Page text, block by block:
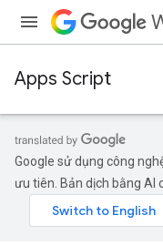
Apps Script
Google sử dụng công
ưu tiên. Bản dịch bằng AI